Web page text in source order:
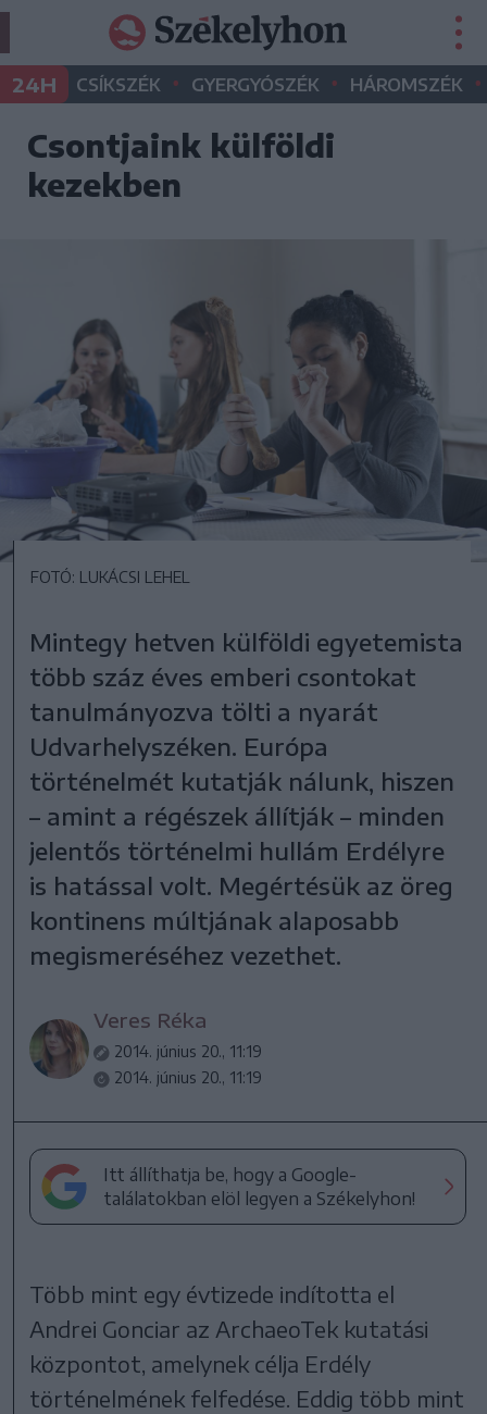
24H CSÍKSZÉK • GYERGYÓSZÉK • HÁROMSZÉK •
Csontjaink külföldi
kezekben
FOTÓ: LUKÁCSI LEHEL
Mintegy hetven külföldi egyetemista
több száz éves emberi csontokat
tanulmányozva tölti a nyarát
Udvarhelyszéken. Európa
történelmét kutatják nálunk, hiszen
– amint a régészek állítják – minden
jelentős történelmi hullám Erdélyre
is hatással volt. Megértésük az öreg
kontinens múltjának alaposabb
megismeréséhez vezethet.
Veres Réka
2014. június 20., 11:19
2014. június 20., 11:19
Itt állíthatja be, hogy a Google-
találatokban elöl legyen a Székelyhon!
Több mint egy évtizede indította el
Andrei Gonciar az ArchaeoTek kutatási
központot, amelynek célja Erdély
történelmének felfedése. Eddig több mint